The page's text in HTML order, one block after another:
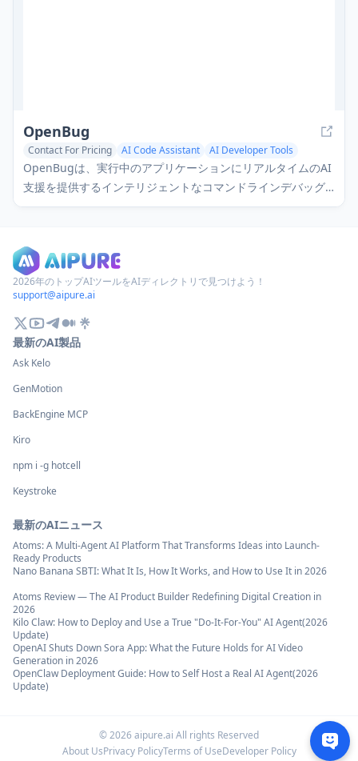
OpenBug
Contact For Pricing AI Code Assistant AI Developer Tools
OpenBugは、実行中のアプリケーションにリアルタイムのAI
支援を提供するインテリジェントなコマンドラインデバッグ
ツールであり、開発者はログを自動的にキャプチャし、自然
対話できます。
2026年のトップAIツールをAIディレクトリで見つけよう！
support@aipure.ai
最新のAI製品
Ask Kelo
GenMotion
BackEngine MCP
Kiro
npm i -g hotcell
Keystroke
最新のAIニュース
Atoms: A Multi-Agent AI Platform That Transforms Ideas into Launch-
Ready Products
Nano Banana SBTI: What It Is, How It Works, and How to Use It in 2026
Atoms Review — The AI Product Builder Redefining Digital Creation in
2026
Kilo Claw: How to Deploy and Use a True "Do‑It‑For‑You" AI Agent(2026
Update)
OpenAI Shuts Down Sora App: What the Future Holds for AI Video
Generation in 2026
OpenClaw Deployment Guide: How to Self Host a Real AI Agent(2026
Update)
©2026aipure.ai All rights Reserved
About UsPrivacy PolicyTerms of UseDeveloper Policy